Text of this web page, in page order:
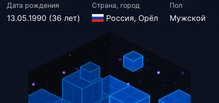
Дата рождения
13.05.1990 (36 лет)
Страна, город
Россия, Орёл
Пол
Мужской